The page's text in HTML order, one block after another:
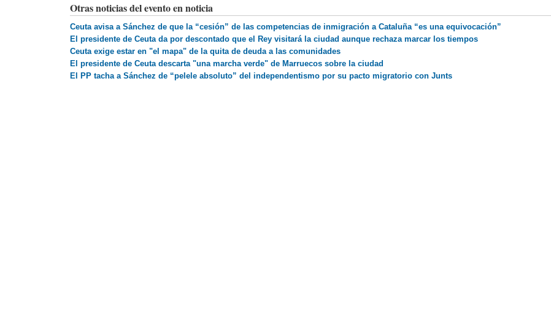
Otras noticias del evento en noticia
Ceuta avisa a Sánchez de que la “cesión” de las competencias de inmigración a Cataluña “es una equivocación”
El presidente de Ceuta da por descontado que el Rey visitará la ciudad aunque rechaza marcar los tiempos
Ceuta exige estar en "el mapa" de la quita de deuda a las comunidades
El presidente de Ceuta descarta "una marcha verde" de Marruecos sobre la ciudad
El PP tacha a Sánchez de “pelele absoluto” del independentismo por su pacto migratorio con Junts